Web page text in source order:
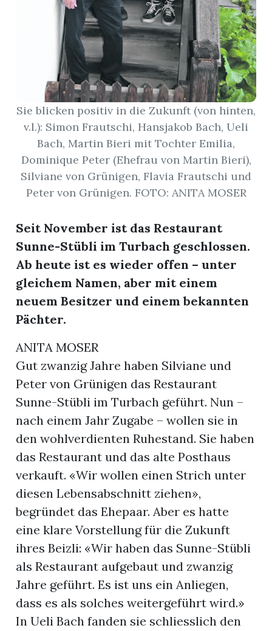
Sie blicken positiv in die Zukunft (von hinten,
v.l.): Simon Frautschi, Hansjakob Bach, Ueli
Bach, Martin Bieri mit Tochter Emilia,
Dominique Peter (Ehefrau von Martin Bieri),
Silviane von Grünigen, Flavia Frautschi und
Peter von Grünigen. FOTO: ANITA MOSER
Seit November ist das Restaurant
Sunne-Stübli im Turbach geschlossen.
Ab heute ist es wieder offen – unter
gleichem Namen, aber mit einem
neuem Besitzer und einem bekannten
Pächter.
ANITA MOSER
Gut zwanzig Jahre haben Silviane und
Peter von Grünigen das Restaurant
Sunne-Stübli im Turbach geführt. Nun –
nach einem Jahr Zugabe – wollen sie in
den wohlverdienten Ruhestand. Sie haben
das Restaurant und das alte Posthaus
verkauft. «Wir wollen einen Strich unter
diesen Lebensabschnitt ziehen»,
begründet das Ehepaar. Aber es hatte
eine klare Vorstellung für die Zukunft
ihres Beizli: «Wir haben das Sunne-Stübli
als Restaurant aufgebaut und zwanzig
Jahre geführt. Es ist uns ein Anliegen,
dass es als solches weitergeführt wird.»
In Ueli Bach fanden sie schliesslich den